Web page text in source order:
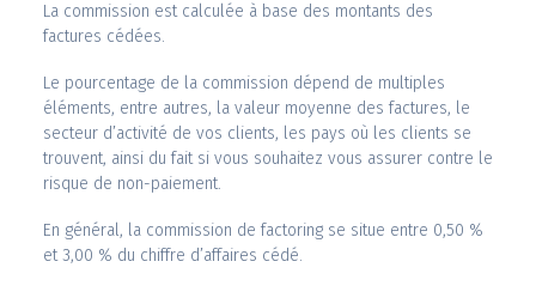
La commission est calculée à base des montants des
factures cédées.
Le pourcentage de la commission dépend de multiples
éléments, entre autres, la valeur moyenne des factures, le
secteur d’activité de vos clients, les pays où les clients se
trouvent, ainsi du fait si vous souhaitez vous assurer contre le
risque de non-paiement.
En général, la commission de factoring se situe entre 0,50 %
et 3,00 % du chiffre d’affaires cédé.